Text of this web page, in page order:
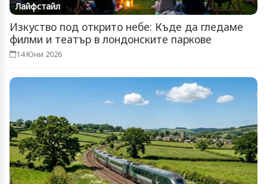
Лайфстайл
Изкуство под открито небе: Къде да гледаме
филми и театър в лондонските паркове
14 Юни 2026